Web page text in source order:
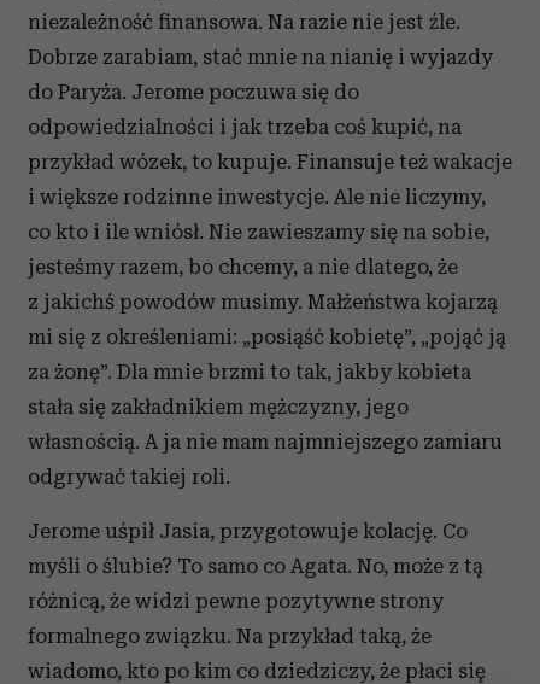
niezależność finansowa. Na razie nie jest źle.
Dobrze zarabiam, stać mnie na nianię i wyjazdy
do Paryża. Jerome poczuwa się do
odpowiedzialności i jak trzeba coś kupić, na
przykład wózek, to kupuje. Finansuje też wakacje
i większe rodzinne inwestycje. Ale nie liczymy,
co kto i ile wniósł. Nie zawieszamy się na sobie,
jesteśmy razem, bo chcemy, a nie dlatego, że
z jakichś powodów musimy. Małżeństwa kojarzą
mi się z określeniami: „posiąść kobietę”, „pojąć ją
za żonę”. Dla mnie brzmi to tak, jakby kobieta
stała się zakładnikiem mężczyzny, jego
własnością. A ja nie mam najmniejszego zamiaru
odgrywać takiej roli.
Jerome uśpił Jasia, przygotowuje kolację. Co
myśli o ślubie? To samo co Agata. No, może z tą
różnicą, że widzi pewne pozytywne strony
formalnego związku. Na przykład taką, że
wiadomo, kto po kim co dziedziczy, że płaci się